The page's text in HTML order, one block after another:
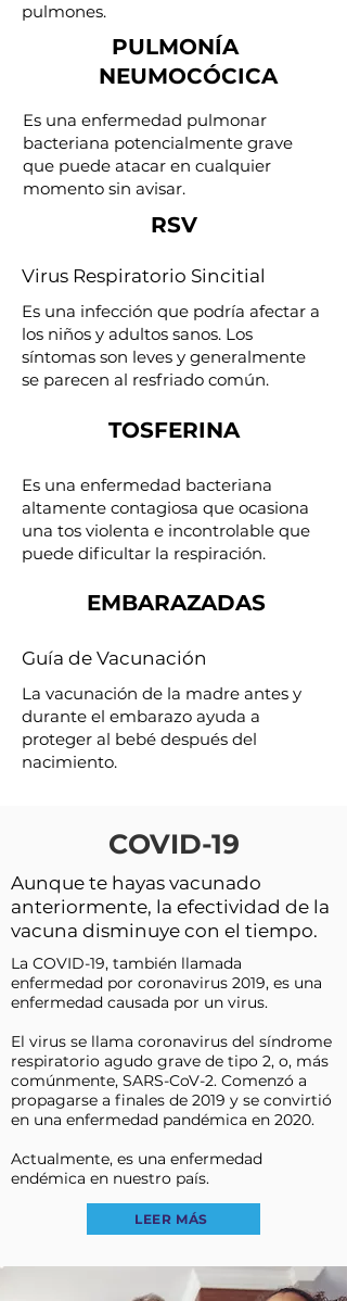
pulmones.
PULMONÍA
NEUMOCÓCICA
Es una enfermedad pulmonar
bacteriana potencialmente grave
que puede atacar en cualquier
momento sin avisar.
RSV
Virus Respiratorio Sincitial
Es una infección que podría afectar a
los niños y adultos sanos. Los
síntomas son leves y generalmente
se parecen al resfriado común.
TOSFERINA
Es una enfermedad bacteriana
altamente contagiosa que ocasiona
una tos violenta e incontrolable que
puede dificultar la respiración.
EMBARAZADAS
Guía de Vacunación
La vacunación de la madre antes y
durante el embarazo ayuda a
proteger al bebé después del
nacimiento.
COVID-19
Aunque te hayas vacunado
anteriormente, la efectividad de la
vacuna disminuye con el tiempo.
La COVID-19, también llamada
enfermedad por coronavirus 2019, es una
enfermedad causada por un virus.
El virus se llama coronavirus del síndrome
respiratorio agudo grave de tipo 2, o, más
comúnmente, SARS-CoV-2. Comenzó a
propagarse a finales de 2019 y se convirtió
en una enfermedad pandémica en 2020.
Actualmente, es una enfermedad
endémica en nuestro país.
LEER MÁS